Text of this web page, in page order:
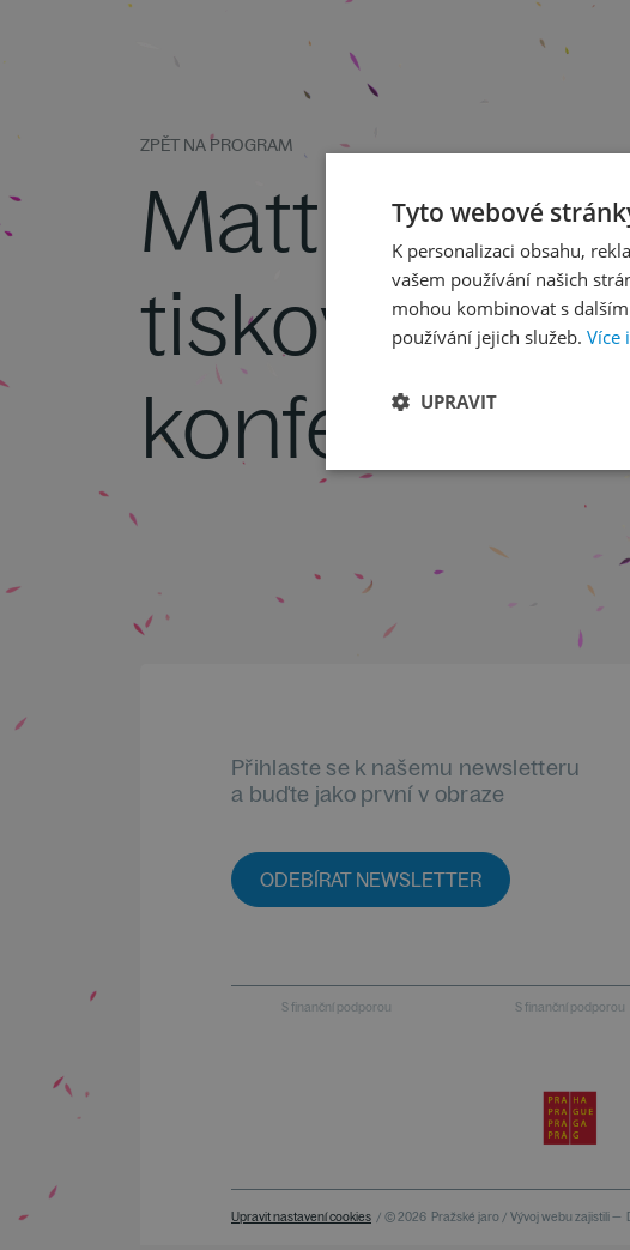
ZPĚT NA PROGRAM
Matthias
tisková
konference
Přihlaste se k našemu newsletteru
a buďte jako první v obraze
ODEBÍRAT NEWSLETTER
S finanční podporou S finanční podporou
Upravit nastavení cookies / © 2026 Pražské jaro / Vývoj webu zajistili —
Tyto webové
K personalizaci obsahu,
vašem používání našich
mohou kombinovat s
používání jejich služeb. Více
UPRAVIT